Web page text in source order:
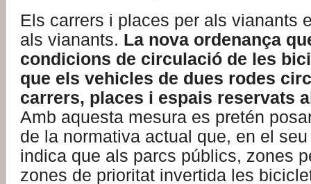
Els carrers i places per als vianants
als vianants. La nova ordenança
condicions de circulació de les
que els vehicles de dues rodes
carrers, places i espais reservats
Amb aquesta mesura es pretén
de la normativa actual que, en el
indica que als parcs públics, zones
zones de prioritat invertida les